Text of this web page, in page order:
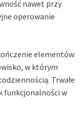
nawet przy
operowanie
elementów
w którym
Trwałe
funkcjonalności w